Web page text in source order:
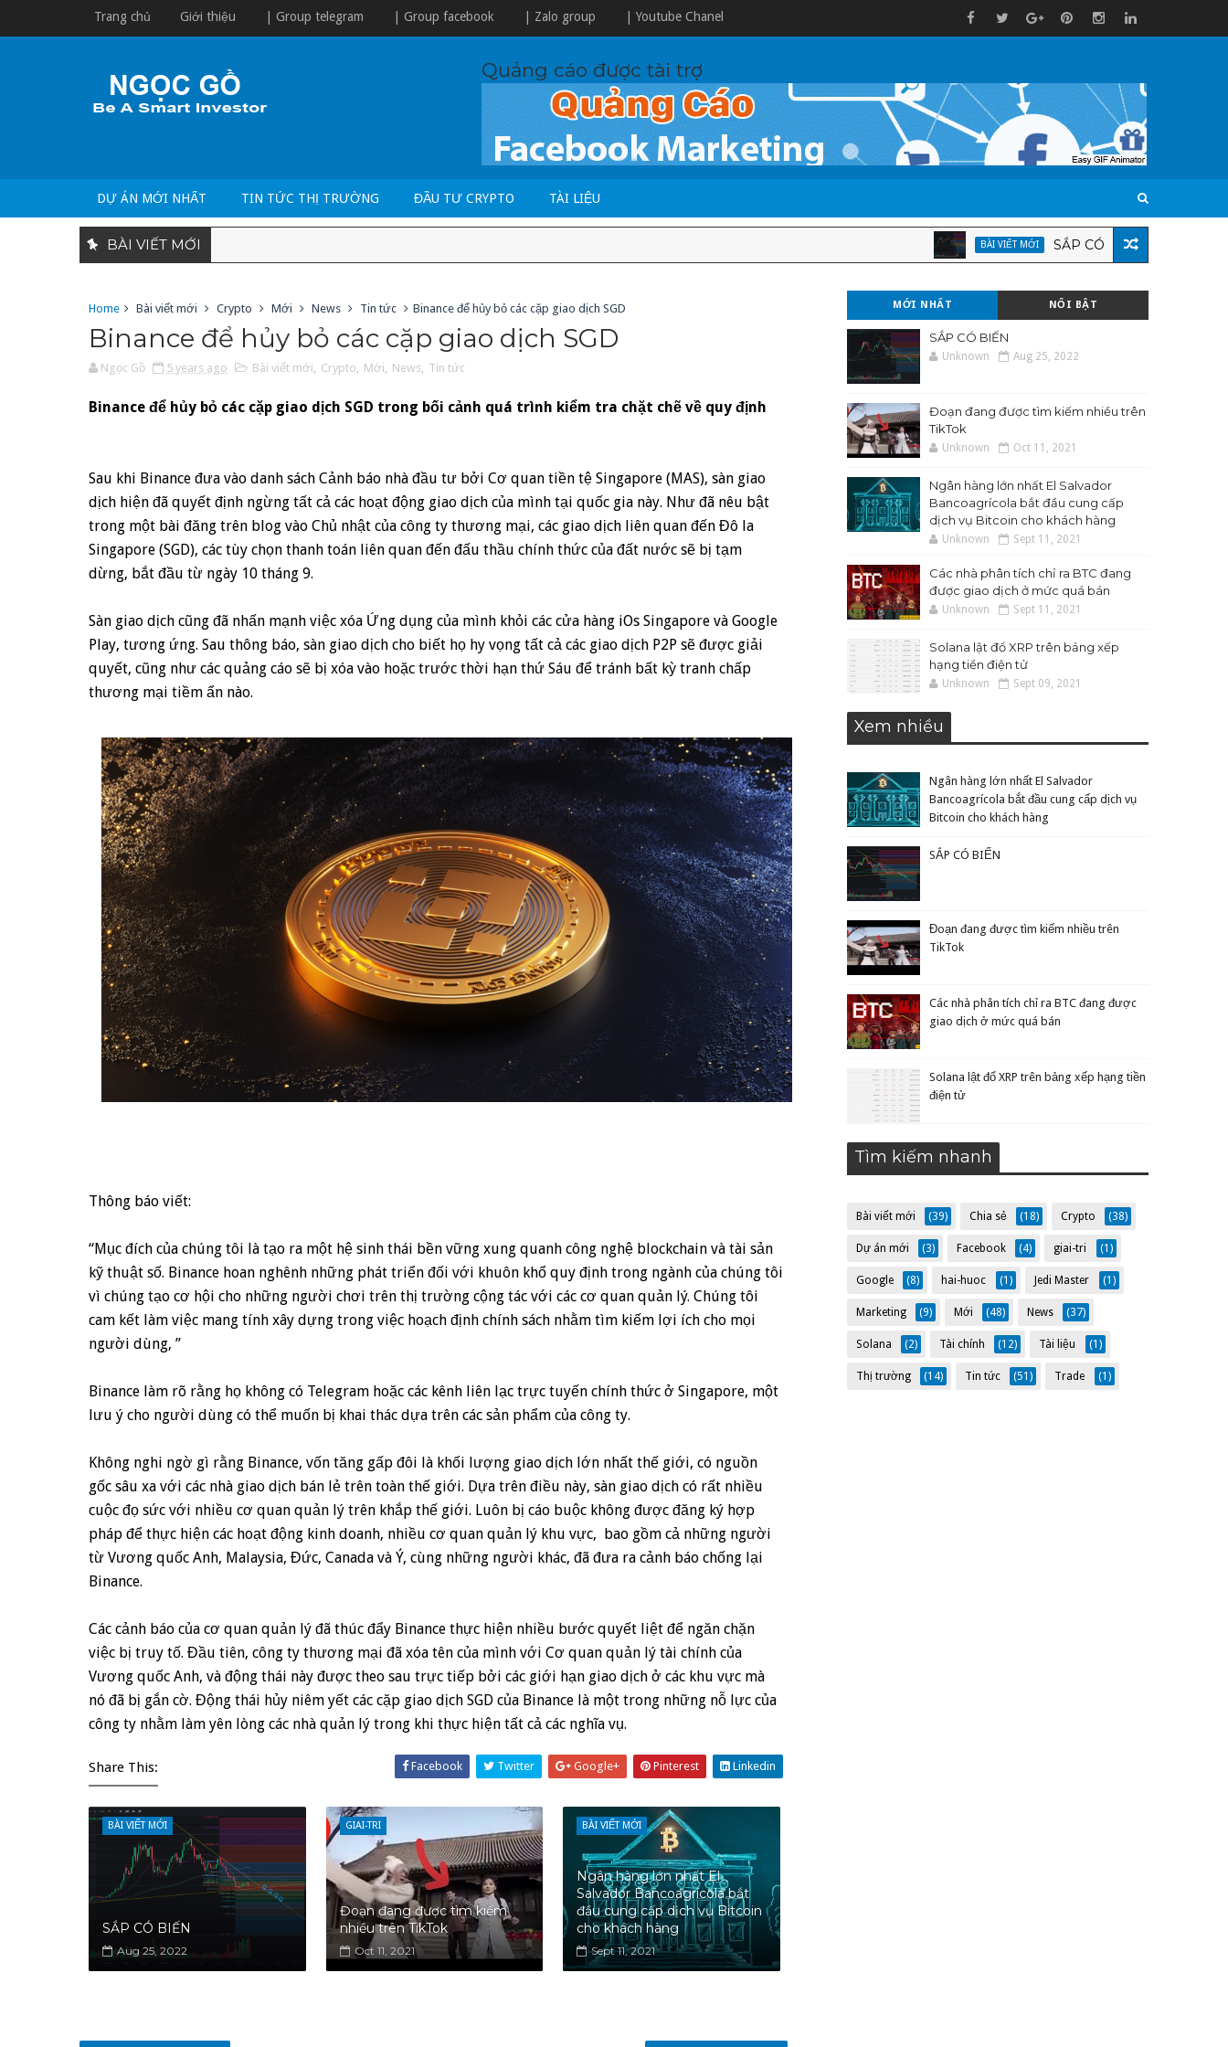
Trang chủ Giới thiệu | Group telegram | Group facebook | Zalo group | Youtube Chanel
Quảng cáo được tài trợ
DỰ ÁN MỚI NHẤT TIN TỨC THỊ TRƯỜNG ĐẦU TƯ CRYPTO TÀI LIỆU
BÀI VIẾT MỚI BÀI VIẾT MỚI SẮP CÓ BIẾN
Home Bài viết mới Crypto Mới News Tin tức Binance để hủy bỏ các cặp giao dịch SGD
Binance để hủy bỏ các cặp giao dịch SGD
Ngọc Gồ 5 years ago Bài viết mới, Crypto, Mới, News, Tin tức
Binance để hủy bỏ các cặp giao dịch SGD trong bối cảnh quá trình kiểm tra chặt chẽ về quy định
Sau khi Binance đưa vào danh sách Cảnh báo nhà đầu tư bởi Cơ quan tiền tệ Singapore (MAS), sàn giao
dịch hiện đã quyết định ngừng tất cả các hoạt động giao dịch của mình tại quốc gia này. Như đã nêu bật
trong một bài đăng trên blog vào Chủ nhật của công ty thương mại, các giao dịch liên quan đến Đô la
Singapore (SGD), các tùy chọn thanh toán liên quan đến đấu thầu chính thức của đất nước sẽ bị tạm
dừng, bắt đầu từ ngày 10 tháng 9.
Sàn giao dịch cũng đã nhấn mạnh việc xóa Ứng dụng của mình khỏi các cửa hàng iOs Singapore và Google
Play, tương ứng. Sau thông báo, sàn giao dịch cho biết họ hy vọng tất cả các giao dịch P2P sẽ được giải
quyết, cũng như các quảng cáo sẽ bị xóa vào hoặc trước thời hạn thứ Sáu để tránh bất kỳ tranh chấp
thương mại tiềm ẩn nào.
Thông báo viết:
“Mục đích của chúng tôi là tạo ra một hệ sinh thái bền vững xung quanh công nghệ blockchain và tài sản
kỹ thuật số. Binance hoan nghênh những phát triển đối với khuôn khổ quy định trong ngành của chúng tôi
vì chúng tạo cơ hội cho những người chơi trên thị trường cộng tác với các cơ quan quản lý. Chúng tôi
cam kết làm việc mang tính xây dựng trong việc hoạch định chính sách nhằm tìm kiếm lợi ích cho mọi
người dùng, ”
Binance làm rõ rằng họ không có Telegram hoặc các kênh liên lạc trực tuyến chính thức ở Singapore, một
lưu ý cho người dùng có thể muốn bị khai thác dựa trên các sản phẩm của công ty.
Không nghi ngờ gì rằng Binance, vốn tăng gấp đôi là khối lượng giao dịch lớn nhất thế giới, có nguồn
gốc sâu xa với các nhà giao dịch bán lẻ trên toàn thế giới. Dựa trên điều này, sàn giao dịch có rất nhiều
cuộc đọ sức với nhiều cơ quan quản lý trên khắp thế giới. Luôn bị cáo buộc không được đăng ký hợp
pháp để thực hiện các hoạt động kinh doanh, nhiều cơ quan quản lý khu vực, bao gồm cả những người
từ Vương quốc Anh, Malaysia, Đức, Canada và Ý, cùng những người khác, đã đưa ra cảnh báo chống lại
Binance.
Các cảnh báo của cơ quan quản lý đã thúc đẩy Binance thực hiện nhiều bước quyết liệt để ngăn chặn
việc bị truy tố. Đầu tiên, công ty thương mại đã xóa tên của mình với Cơ quan quản lý tài chính của
Vương quốc Anh, và động thái này được theo sau trực tiếp bởi các giới hạn giao dịch ở các khu vực mà
nó đã bị gắn cờ. Động thái hủy niêm yết các cặp giao dịch SGD của Binance là một trong những nỗ lực của
công ty nhằm làm yên lòng các nhà quản lý trong khi thực hiện tất cả các nghĩa vụ.
Share This: Facebook Twitter Google+ Pinterest Linkedin
BÀI VIẾT MỚI
SẮP CÓ BIẾN
Aug 25, 2022
GIAI-TRI
Đoạn đang được tìm kiếm
nhiều trên TikTok
Oct 11, 2021
BÀI VIẾT MỚI
Ngân hàng lớn nhất El
Salvador Bancoagrícola bắt
đầu cung cấp dịch vụ Bitcoin
cho khách hàng
Sept 11, 2021
MỚI NHẤT NỔI BẬT
SẮP CÓ BIẾN
Unknown Aug 25, 2022
Đoạn đang được tìm kiếm nhiều trên
TikTok
Unknown Oct 11, 2021
Ngân hàng lớn nhất El Salvador
Bancoagrícola bắt đầu cung cấp
dịch vụ Bitcoin cho khách hàng
Unknown Sept 11, 2021
Các nhà phân tích chỉ ra BTC đang
được giao dịch ở mức quá bán
Unknown Sept 11, 2021
Solana lật đổ XRP trên bảng xếp
hạng tiền điện tử
Unknown Sept 09, 2021
Xem nhiều
Ngân hàng lớn nhất El Salvador
Bancoagrícola bắt đầu cung cấp dịch vụ
Bitcoin cho khách hàng
SẮP CÓ BIẾN
Đoạn đang được tìm kiếm nhiều trên
TikTok
Các nhà phân tích chỉ ra BTC đang được
giao dịch ở mức quá bán
Solana lật đổ XRP trên bảng xếp hạng tiền
điện tử
Tìm kiếm nhanh
Bài viết mới (39) Chia sẻ (18) Crypto (38)
Dự án mới (3) Facebook (4) giai-tri (1)
Google (8) hai-huoc (1) Jedi Master (1)
Marketing (9) Mới (48) News (37)
Solana (2) Tài chính (12) Tài liệu (1)
Thị trường (14) Tin tức (51) Trade (1)